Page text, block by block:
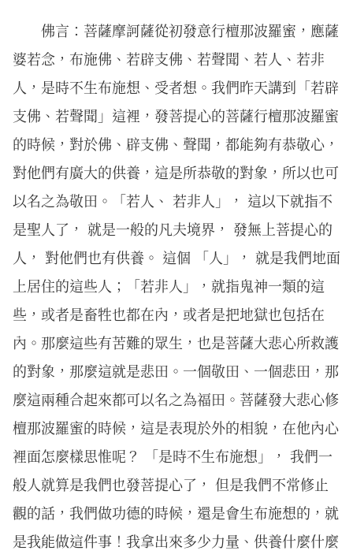
佛言：菩薩摩訶薩從初發意行檀那波羅蜜，應薩
婆若念，布施佛、若辟支佛、若聲聞、若人、若非
人，是時不生布施想、受者想。我們昨天講到「若辟
支佛、若聲聞」這裡，發菩提心的菩薩行檀那波羅蜜
的時候，對於佛、辟支佛、聲聞，都能夠有恭敬心，
對他們有廣大的供養，這是所恭敬的對象，所以也可
以名之為敬田。「若人、 若非人」， 這以下就指不
是聖人了， 就是一般的凡夫境界， 發無上菩提心的
人， 對他們也有供養。 這個 「人」， 就是我們地面
上居住的這些人；「若非人」，就指鬼神一類的這
些，或者是畜牲也都在內，或者是把地獄也包括在
內。那麼這些有苦難的眾生，也是菩薩大悲心所救護
的對象，那麼這就是悲田。一個敬田、一個悲田，那
麼這兩種合起來都可以名之為福田。菩薩發大悲心修
檀那波羅蜜的時候，這是表現於外的相貌，在他內心
裡面怎麼樣思惟呢？ 「是時不生布施想」， 我們一
般人就算是我們也發菩提心了， 但是我們不常修止
觀的話，我們做功德的時候，還是會生布施想的，就
是我能做這件事！我拿出來多少力量、供養什麼什麼